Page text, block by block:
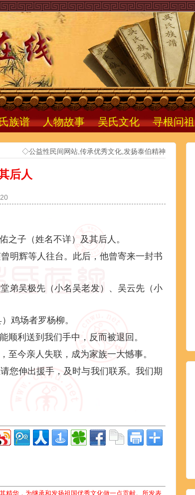
族谱 人物故事 吴氏文化 寻根问祖
◇公益性民间网站,传承优秀文化,发扬泰伯精神
后人
之子（姓名不详）及其后人。
明辉等人往台。此后，他曾寄来一封书
吴极先（小名吴老发）、吴云先（小
鸡场者罗杨柳。
利送到我们手中，反而被退回。
今亲人失联，成为家族一大憾事。
您伸出援手，及时与我们联系。我们期
华，为继承和发扬祖国优秀文化做一点贡献。所发表